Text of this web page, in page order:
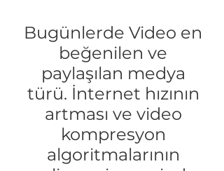
Bugünlerde Video en
beğenilen ve
paylaşılan medya
türü. İnternet hızının
artması ve video
kompresyon
algoritmalarının